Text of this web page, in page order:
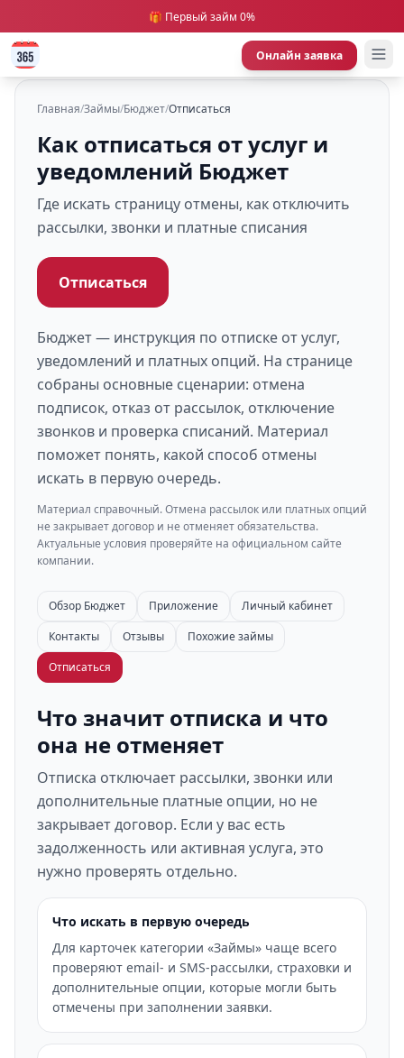
🎁 Первый займ 0%
Онлайн заявка
Главная/Займы/Бюджет/Отписаться
Как отписаться от услуг и
уведомлений Бюджет
Где искать страницу отмены, как отключить
рассылки, звонки и платные списания
Отписаться
Бюджет — инструкция по отписке от услуг,
уведомлений и платных опций. На странице
собраны основные сценарии: отмена
подписок, отказ от рассылок, отключение
звонков и проверка списаний. Материал
поможет понять, какой способ отмены
искать в первую очередь.
Материал справочный. Отмена рассылок или платных опций
не закрывает договор и не отменяет обязательства.
Актуальные условия проверяйте на официальном сайте
компании.
Обзор Бюджет Приложение
Личный кабинет
Контакты
Отзывы
Похожие займы
Отписаться
Что значит отписка и что
она не отменяет
Отписка отключает рассылки, звонки или
дополнительные платные опции, но не
закрывает договор. Если у вас есть
задолженность или активная услуга, это
нужно проверять отдельно.
Что искать в первую очередь
Для карточек категории «Займы» чаще всего
проверяют email- и SMS-рассылки, страховки и
дополнительные опции, которые могли быть
отмечены при заполнении заявки.